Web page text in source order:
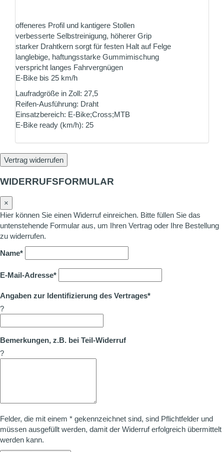
offeneres Profil und kantigere Stollen
verbesserte Selbstreinigung, höherer Grip
starker Drahtkern sorgt für festen Halt auf Felge
langlebige, haftungsstarke Gummimischung
verspricht langes Fahrvergnügen
E-Bike bis 25 km/h
Laufradgröße in Zoll: 27,5
Reifen-Ausführung: Draht
Einsatzbereich: E-Bike;Cross;MTB
E-Bike ready (km/h): 25
Vertrag widerrufen
WIDERRUFSFORMULAR
×
Hier können Sie einen Widerruf einreichen. Bitte füllen Sie das
untenstehende Formular aus, um Ihren Vertrag oder Ihre Bestellung
zu widerrufen.
Name*
E-Mail-Adresse*
Angaben zur Identifizierung des Vertrages*
?
Bemerkungen, z.B. bei Teil-Widerruf
?
Felder, die mit einem * gekennzeichnet sind, sind Pflichtfelder und
müssen ausgefüllt werden, damit der Widerruf erfolgreich übermittelt
werden kann.